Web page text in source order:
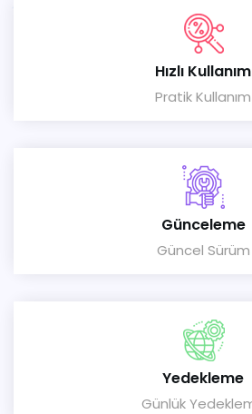
Hızlı Kullanım
Pratik Kullanım
Günceleme
Güncel Sürüm
Yedekleme
Günlük